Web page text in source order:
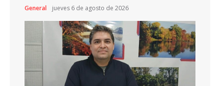
General jueves 6 de agosto de 2026